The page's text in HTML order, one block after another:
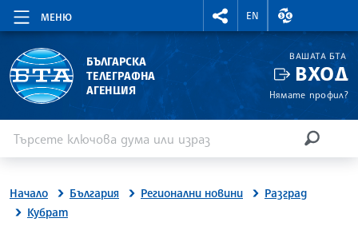
МЕНЮ
RIGHTMENU.SOCIAL
EN
ВАЛУТНИ
БЪЛГАРСКА
ТЕЛЕГРАФНА
АГЕНЦИЯ
ВАШАТА БТА
ВХОД
Нямате профил?
Начало България Регионални новини
Разград
Кубрат